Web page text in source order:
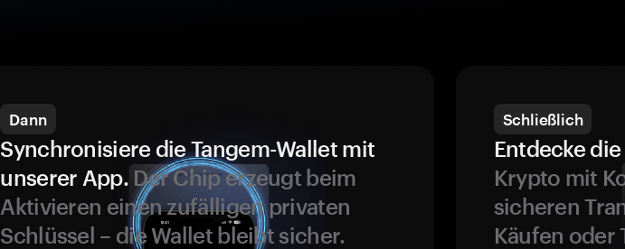
Dann
Synchronisiere die Tangem-Wallet mit
unserer App.Der Chip erzeugt beim
Aktivieren einen zufälligen privaten
Schlüssel – die Wallet bleibt sicher.
Schließlich
Entdecke
Krypto mit
sicheren
Käufen oder